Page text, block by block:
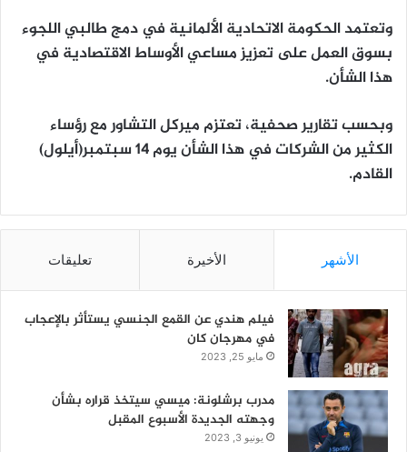
وتعتمد الحكومة الاتحادية الألمانية في دمج طالبي اللجوء
بسوق العمل على تعزيز مساعي الأوساط الاقتصادية في
هذا الشأن.
وبحسب تقارير صحفية، تعتزم ميركل التشاور مع رؤساء
الكثير من الشركات في هذا الشأن يوم 14 سبتمبر(أيلول)
القادم.
الأشهر الأخيرة تعليقات
فيلم هندي عن القمع الجنسي يستأثر بالإعجاب
في مهرجان كان
مايو 25, 2023
مدرب برشلونة: ميسي سيتخذ قراره بشأن
وجهته الجديدة الأسبوع المقبل
يونيو 3, 2023